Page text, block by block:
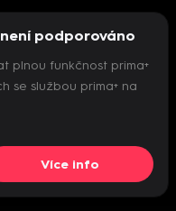
přehrávač
podporováno
plnou funkčnost prima+
se službou prima+ na
Více info